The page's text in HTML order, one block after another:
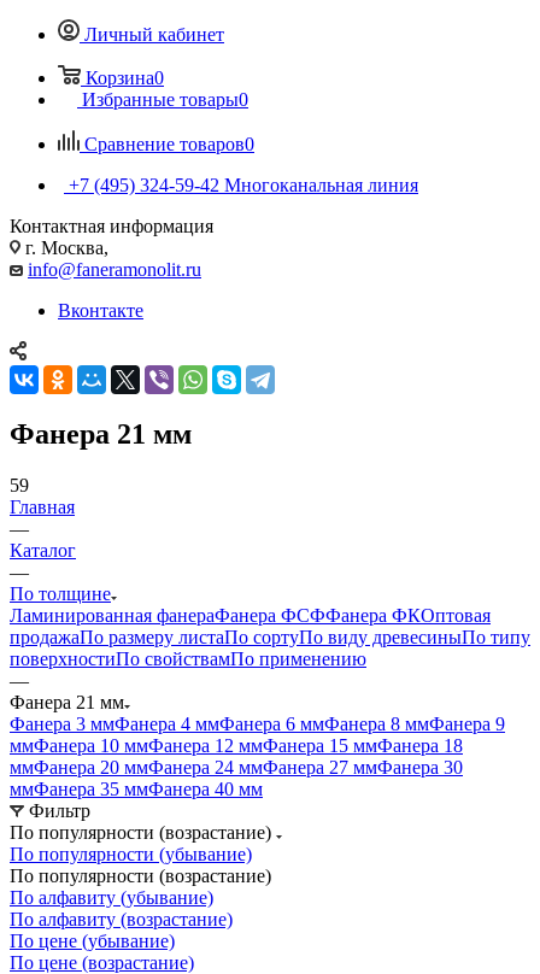
Личный кабинет
Корзина0
Избранные товары0
Сравнение товаров0
+7 (495) 324-59-42 Многоканальная линия
Контактная информация
г. Москва,
info@faneramonolit.ru
Вконтакте
Фанера 21 мм
59
Главная
—
Каталог
—
По толщине
Ламинированная фанераФанера ФСФФанера ФКОптовая
продажаПо размеру листаПо сортуПо виду древесиныПо типу
поверхностиПо свойствамПо применению
—
Фанера 21 мм
Фанера 3 ммФанера 4 ммФанера 6 ммФанера 8 ммФанера 9
ммФанера 10 ммФанера 12 ммФанера 15 ммФанера 18
ммФанера 20 ммФанера 24 ммФанера 27 ммФанера 30
ммФанера 35 ммФанера 40 мм
Фильтр
По популярности (возрастание)
По популярности (убывание)
По популярности (возрастание)
По алфавиту (убывание)
По алфавиту (возрастание)
По цене (убывание)
По цене (возрастание)